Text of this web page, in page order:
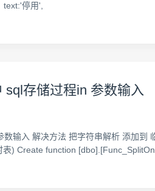
text:'停用',
存储过程in 参数输入
输入 解决方法 把字符串解析 添加
) Create function